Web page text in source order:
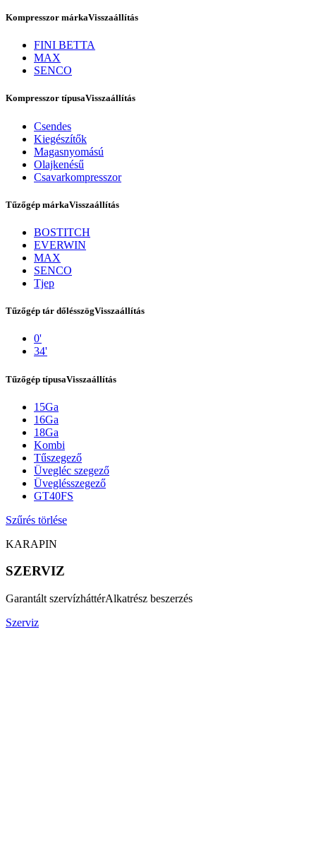
Kapcsolat
Kompresszor márkaVisszaállítás
FINI BETTA
MAX
SENCO
Kompresszor típusaVisszaállítás
Csendes
Kiegészítők
Magasnyomású
Olajkenésű
Csavarkompresszor
Tűzőgép márkaVisszaállítás
BOSTITCH
EVERWIN
MAX
SENCO
Tjep
Tűzőgép tár dőlésszögVisszaállítás
0'
34'
Tűzőgép típusaVisszaállítás
15Ga
16Ga
18Ga
Kombi
Tűszegező
Üvegléc szegező
Üveglésszegező
GT40FS
Szűrés törlése
KARAPIN
SZERVIZ
Garantált szervízháttérAlkatrész beszerzés
Szerviz